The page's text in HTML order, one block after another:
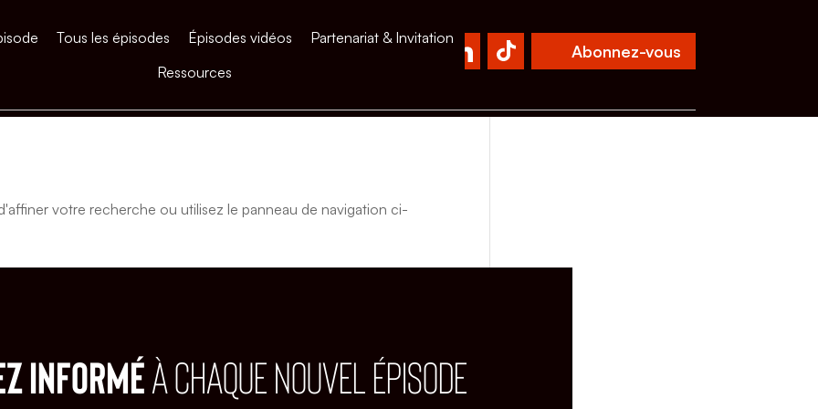
Tous les épisodes Épisodes vidéos
Partenariat & Invitation
Ressources
Abonnez-vous
votre recherche ou utilisez le panneau de navigation ci-
INFORMÉÀ CHAQUE NOUVEL ÉPISODE